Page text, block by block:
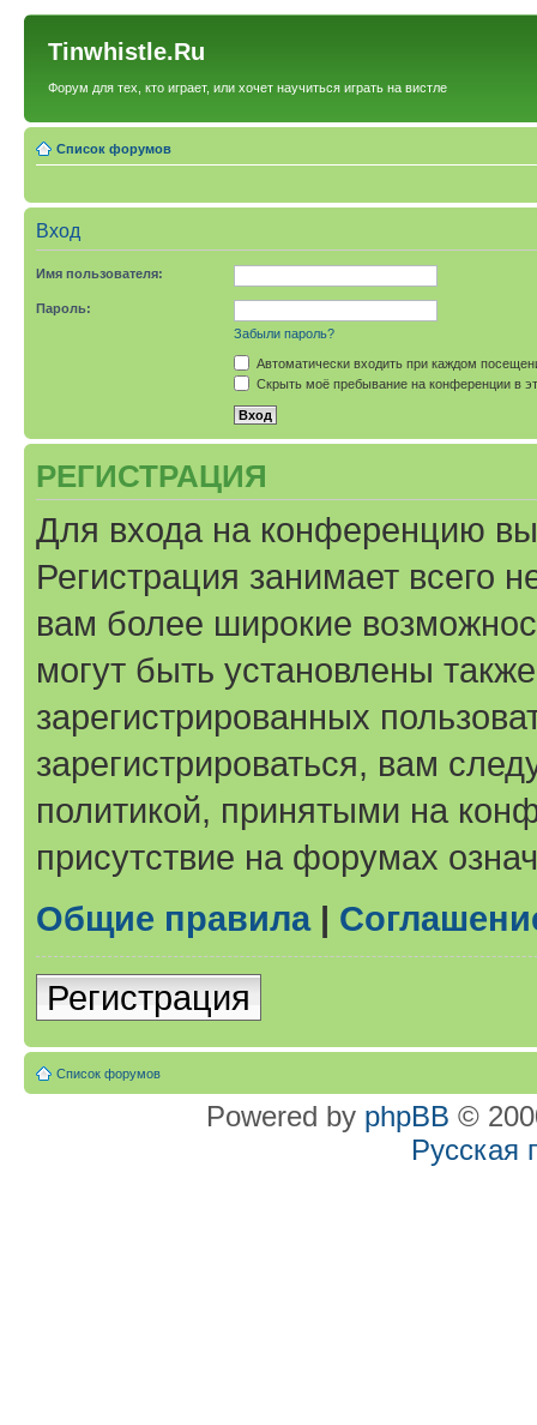
Tinwhistle.Ru
Форум для тех, кто играет, или хочет научиться играть на вистле
Список форумов
Вход
Имя пользователя:
Пароль:
Забыли пароль?
Автоматически входить при каждом
Скрыть моё пребывание на конференции в
РЕГИСТРАЦИЯ
Для входа на конференцию
Регистрация занимает всего
вам более широкие
могут быть установлены
зарегистрированных
зарегистрироваться, вам
политикой, принятыми на
присутствие на форумах
Общие правила|
Регистрация
Список форумов
Powered by phpBB ©
Русская